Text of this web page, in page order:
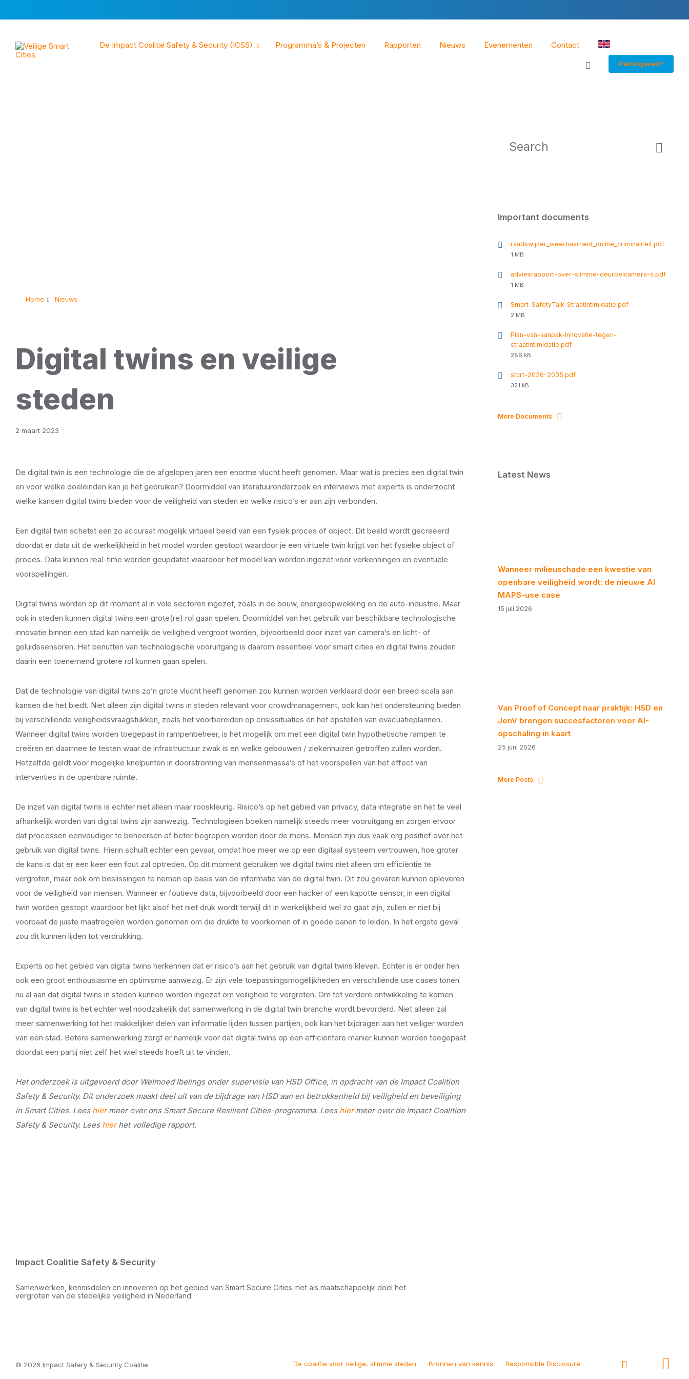
content
main
footer
De Impact Coalitie Safety & Security (ICSS) Programma’s & Projecten Rapporten Nieuws Evenementen Contact EN
Participeren?
Home Nieuws
Digital twins en veilige
steden
2 maart 2023
De digital twin is een technologie die de afgelopen jaren een enorme vlucht heeft genomen. Maar wat is precies een digital twin
en voor welke doeleinden kan je het gebruiken? Doormiddel van literatuuronderzoek en interviews met experts is onderzocht
welke kansen digital twins bieden voor de veiligheid van steden en welke risico’s er aan zijn verbonden.
Een digital twin schetst een zo accuraat mogelijk virtueel beeld van een fysiek proces of object. Dit beeld wordt gecreëerd
doordat er data uit de werkelijkheid in het model worden gestopt waardoor je een virtuele twin krijgt van het fysieke object of
proces. Data kunnen real-time worden geüpdatet waardoor het model kan worden ingezet voor verkenningen en eventuele
voorspellingen.
Digital twins worden op dit moment al in vele sectoren ingezet, zoals in de bouw, energieopwekking en de auto-industrie. Maar
ook in steden kunnen digital twins een grote(re) rol gaan spelen. Doormiddel van het gebruik van beschikbare technologische
innovatie binnen een stad kan namelijk de veiligheid vergroot worden, bijvoorbeeld door inzet van camera’s en licht- of
geluidssensoren. Het benutten van technologische vooruitgang is daarom essentieel voor smart cities en digital twins zouden
daarin een toenemend grotere rol kunnen gaan spelen.
Dat de technologie van digital twins zo’n grote vlucht heeft genomen zou kunnen worden verklaard door een breed scala aan
kansen die het biedt. Niet alleen zijn digital twins in steden relevant voor crowdmanagement, ook kan het ondersteuning bieden
bij verschillende veiligheidsvraagstukken, zoals het voorbereiden op crisissituaties en het opstellen van evacuatieplannen.
Wanneer digital twins worden toegepast in rampenbeheer, is het mogelijk om met een digital twin hypothetische rampen te
creëren en daarmee te testen waar de infrastructuur zwak is en welke gebouwen / ziekenhuizen getroffen zullen worden.
Hetzelfde geldt voor mogelijke knelpunten in doorstroming van mensenmassa’s of het voorspellen van het effect van
interventies in de openbare ruimte.
De inzet van digital twins is echter niet alleen maar rooskleurig. Risico’s op het gebied van privacy, data integratie en het te veel
afhankelijk worden van digital twins zijn aanwezig. Technologieën boeken namelijk steeds meer vooruitgang en zorgen ervoor
dat processen eenvoudiger te beheersen of beter begrepen worden door de mens. Mensen zijn dus vaak erg positief over het
gebruik van digital twins. Hierin schuilt echter een gevaar, omdat hoe meer we op een digitaal systeem vertrouwen, hoe groter
de kans is dat er een keer een fout zal optreden. Op dit moment gebruiken we digital twins niet alleen om efficiëntie te
vergroten, maar ook om beslissingen te nemen op basis van de informatie van de digital twin. Dit zou gevaren kunnen opleveren
voor de veiligheid van mensen. Wanneer er foutieve data, bijvoorbeeld door een hacker of een kapotte sensor, in een digital
twin worden gestopt waardoor het lijkt alsof het niet druk wordt terwijl dit in werkelijkheid wel zo gaat zijn, zullen er niet bij
voorbaat de juiste maatregelen worden genomen om die drukte te voorkomen of in goede banen te leiden. In het ergste geval
zou dit kunnen lijden tot verdrukking.
Experts op het gebied van digital twins herkennen dat er risico’s aan het gebruik van digital twins kleven. Echter is er onder hen
ook een groot enthousiasme en optimisme aanwezig. Er zijn vele toepassingsmogelijkheden en verschillende use cases tonen
nu al aan dat digital twins in steden kunnen worden ingezet om veiligheid te vergroten. Om tot verdere ontwikkeling te komen
van digital twins is het echter wel noodzakelijk dat samenwerking in de digital twin branche wordt bevorderd. Niet alleen zal
meer samenwerking tot het makkelijker delen van informatie lijden tussen partijen, ook kan het bijdragen aan het veiliger worden
van een stad. Betere samenwerking zorgt er namelijk voor dat digital twins op een efficiëntere manier kunnen worden toegepast
doordat een partij niet zelf het wiel steeds hoeft uit te vinden.
Het onderzoek is uitgevoerd door Welmoed Ibelings onder supervisie van HSD Office, in opdracht van de Impact Coalition
Safety & Security. Dit onderzoek maakt deel uit van de bijdrage van HSD aan en betrokkenheid bij veiligheid en beveiliging
in Smart Cities. Lees hiermeer over ons Smart Secure Resilient Cities-programma. Lees hiermeer over de Impact Coalition
Safety & Security. Lees hierhet volledige rapport.
Important documents
raadswijzer_weerbaarheid_online_criminaliteit.pdf
File
1 MB
adviesrapport-over-slimme-deurbelcamera-s.pdf
File
1 MB
Smart-SafetyTalk-Straatintimidatie.pdf
File
2 MB
Plan-van-aanpak-Innovatie-tegen-
straatintimidatie.pdf
File
286 kB
stcrt-2026-2035.pdf
File
321 kB
More Documents
Latest News
Wanneer milieuschade een kwestie van
openbare veiligheid wordt: de nieuwe AI
MAPS-use case
15 juli 2026
Van Proof of Concept naar praktijk: HSD en
JenV brengen succesfactoren voor AI-
opschaling in kaart
25 juni 2026
More Posts
Impact Coalitie Safety & Security
Samenwerken, kennisdelen en innoveren op het gebied van Smart Secure Cities met als maatschappelijk doel het
vergroten van de stedelijke veiligheid in Nederland.
De coalitie voor veilige, slimme steden Bronnen van kennis Responsible Disclosure
© 2026 Impact Safery & Security Coalitie